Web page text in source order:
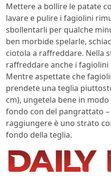
Mettere a bollire le patate
lavare e pulire i fagiolini
sbollentarli per qualche
ben morbide spelarle,
ciotola a raffreddare. Nella
raffreddare anche i
Mentre aspettate che
prendete una teglia
cm), ungetela bene in
fondo con del pangrattato
raggiungere è uno strato
fondo della teglia.